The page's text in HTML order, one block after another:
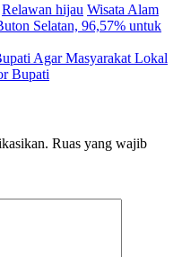
Relawan hijau Wisata Alam
Selatan, 96,57% untuk
Agar Masyarakat Lokal
Bupati
Ruas yang wajib